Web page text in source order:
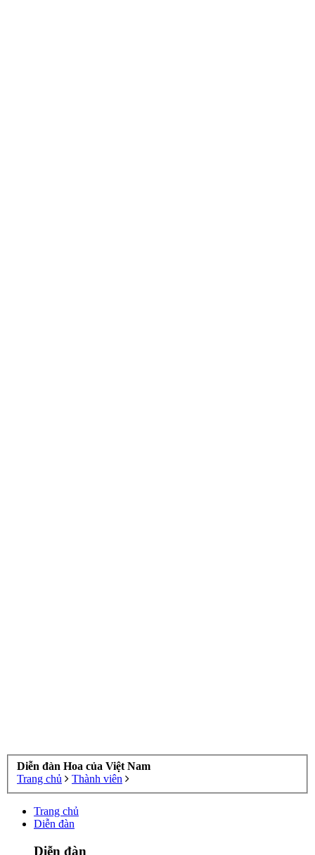
Diễn đàn Hoa của Việt Nam
Trang chủ
Thành viên
Trang chủ
Diễn đàn
Diễn đàn